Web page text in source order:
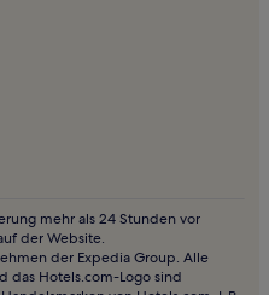
Saint-Jean
mehr als 24 Stunden vor
der Website.
der Expedia Group. Alle
das Hotels.com-Logo sind